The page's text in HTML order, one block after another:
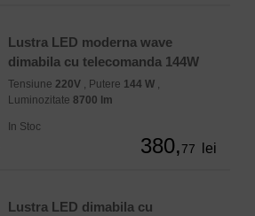
Lustra LED moderna wave
dimabila cu telecomanda 144W
Tensiune 220V , Putere 144 W ,
Luminozitate 8700 lm
In Stoc
380,77 lei
Lustra LED dimabila cu